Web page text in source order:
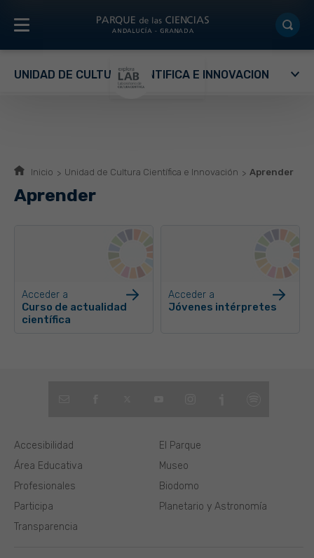
UNIDAD DE CULTURA CIENTÍFICA E INNOVACIÓN
Inicio Unidad de Cultura Científica e Innovación Aprender
Aprender
Acceder a
Curso de actualidad
científica
Acceder a
Jóvenes intérpretes
El Parque
Museo
Biodomo
Planetario y Astronomía
Área Educativa
Profesionales
Participa
Transparencia
Accesibilidad